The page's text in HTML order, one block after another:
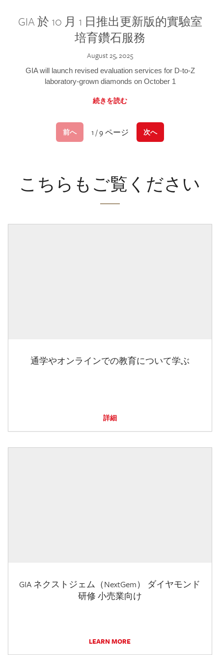
GIA 於 10 月 1 日推出更新版的實驗室
培育鑽石服務
August 25, 2025
GIA will launch revised evaluation services for D-to-Z
laboratory-grown diamonds on October 1
続きを読む
前へ 1 / 9 ページ 次へ
こちらもご覧ください
通学やオンラインでの教育について学ぶ
詳細
GIA ネクストジェム（NextGem） ダイヤモンド
研修 小売業向け
LEARN MORE